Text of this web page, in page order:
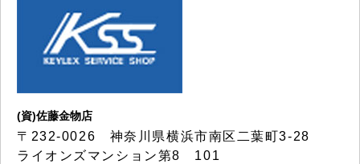
(資)佐藤金物店
〒232-0026 神奈川県横浜市南区二葉町3-28
ライオンズマンション第8 101